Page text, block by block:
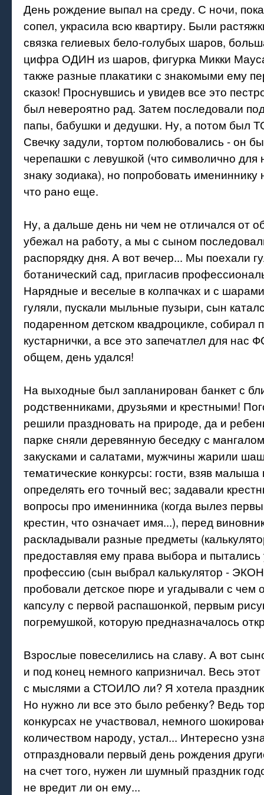
День рождение выпал на среду. С ночи,
сопел, украсила всю квартиру. Были
связка гелиевых бело-голубых шаров,
цифра ОДИН из шаров, фигурка Микки
также разные плакатики с знакомыми ему
сказок! Проснувшись и увидев все это
был невероятно рад. Затем последовали
папы, бабушки и дедушки. Ну, а потом был
Свечку задули, тортом полюбовались - он
черепашки с левушкой (что символично для
знаку зодиака), но попробовать имениннику
что рано еще.
Ну, а дальше день ни чем не отличался от
убежал на работу, а мы с сыном
распорядку дня. А вот вечер... Мы поехали
ботанический сад, пригласив
Нарядные и веселые в колпачках и с
гуляли, пускали мыльные пузыри, сын
подаренном детском квадроцикле, собирал
кустарнички, а все это запечатлел для
общем, день удался!
На выходные был запланирован банкет с
родственниками, друзьями и крестными!
решили праздновать на природе, да и
парке сняли деревянную беседку с
закусками и салатами, мужчины жарили
тематические конкурсы: гости, взяв
определять его точный вес; задавали
вопросы про именинника (когда вылез
крестин, что означает имя...), перед
раскладывали разные предметы
предоставляя ему права выбора и
профессию (сын выбрал калькулятор -
пробовали детское пюре и угадывали с чем
капсулу с первой распашонкой, первым
погремушкой, которую предназначалось
Взрослые повеселились на славу. А вот
и под конец немного капризничал. Весь этот
с мыслями а СТОИЛО ли? Я хотела
Но нужно ли все это было ребенку? Ведь
конкурсах не участвовал, немного
количеством народу, устал... Интересно
отпраздновали первый день рождения
на счет того, нужен ли шумный праздник
не вредит ли он ему...